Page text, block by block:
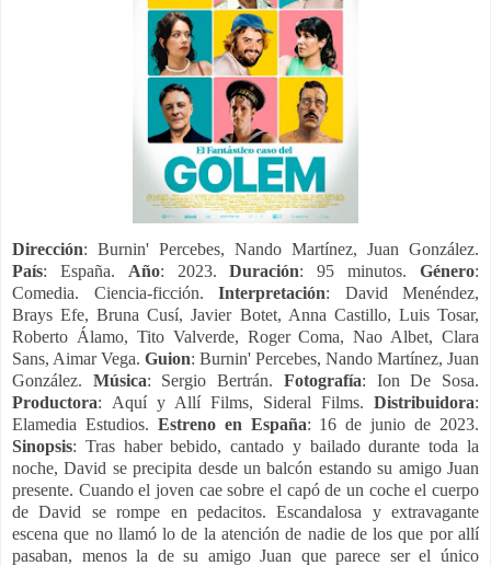
Dirección: Burnin' Percebes, Nando Martínez, Juan González.
País: España. Año: 2023.Duración: 95 minutos.Género:
Comedia. Ciencia-ficción. Interpretación: David Menéndez,
Brays Efe, Bruna Cusí, Javier Botet, Anna Castillo, Luis Tosar,
Roberto Álamo, Tito Valverde, Roger Coma, Nao Albet, Clara
Sans, Aimar Vega. Guion: Burnin' Percebes, Nando Martínez, Juan
González. Música: Sergio Bertrán. Fotografía: Ion De Sosa.
Productora: Aquí y Allí Films, Sideral Films. Distribuidora:
Elamedia Estudios. Estreno en España: 16 de junio de 2023.
Sinopsis: Tras haber bebido, cantado y bailado durante toda la
noche, David se precipita desde un balcón estando su amigo Juan
presente. Cuando el joven cae sobre el capó de un coche el cuerpo
de David se rompe en pedacitos. Escandalosa y extravagante
escena que no llamó lo de la atención de nadie de los que por allí
pasaban, menos la de su amigo Juan que parece ser el único